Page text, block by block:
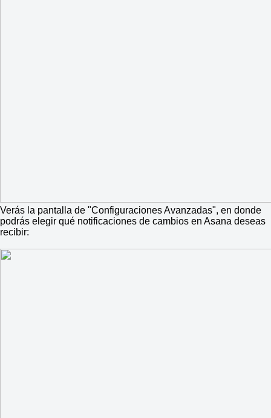
Verás la pantalla de "Configuraciones Avanzadas", en donde
podrás elegir qué notificaciones de cambios en Asana deseas
recibir: